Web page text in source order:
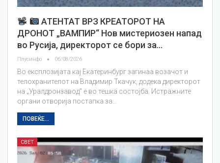
АТЕНТАТ ВРЗ КРЕАТОРОТ НА
ДРОНОТ „ВАМПИР“ Нов мистериозен напад
во Русија, директорот се бори за…
Плусинфо 06/08/2026
Во експлозијата кај Екатеринбург загинаа возачот и
телохранителот на Владимир Ткачук, додека директорот
на „Уралдронзавод“ е во тешка состојба. Истражните
органи отворија постапка за…
ПОВЕЌЕ...
СВЕТ